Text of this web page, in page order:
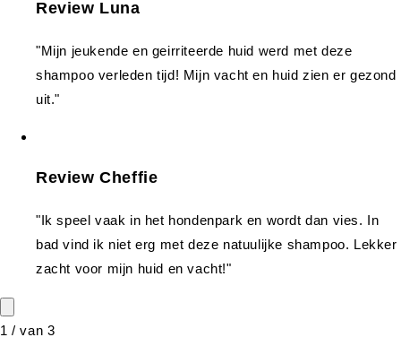
Review Luna
"Mijn jeukende en geirriteerde huid werd met deze
shampoo verleden tijd! Mijn vacht en huid zien er gezond
uit."
Review Cheffie
"Ik speel vaak in het hondenpark en wordt dan vies. In
bad vind ik niet erg met deze natuulijke shampoo. Lekker
zacht voor mijn huid en vacht!"
1 /van 3